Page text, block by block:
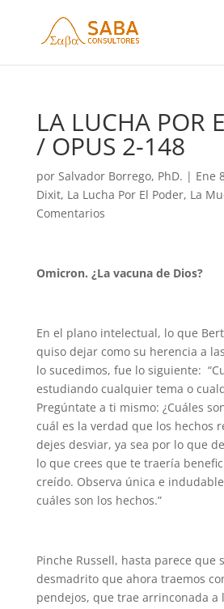
LA LUCHA POR
/ OPUS 2-148
por Salvador Borrego, PhD. | Ene
Dixit, La Lucha Por El Poder, La
Comentarios
Omicron. ¿La vacuna de Dios?
En el plano intelectual, lo que
quiso dejar como su herencia a
lo sucedimos, fue lo siguiente:
estudiando cualquier tema o
Pregúntate a ti mismo: ¿Cuáles
cuál es la verdad que los hechos
dejes desviar, ya sea por lo que
lo que crees que te traería
creído. Observa única e
cuáles son los hechos.”
Pinche Russell, hasta parece que
desmadrito que ahora traemos
pendejos, que trae arrinconada a